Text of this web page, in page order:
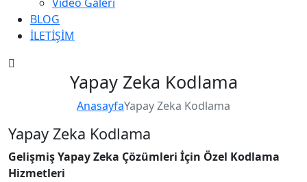
Video Galeri
BLOG
İLETİŞİM
Yapay Zeka Kodlama
AnasayfaYapay Zeka Kodlama
Yapay Zeka Kodlama
Gelişmiş Yapay Zeka Çözümleri İçin Özel Kodlama
Hizmetleri